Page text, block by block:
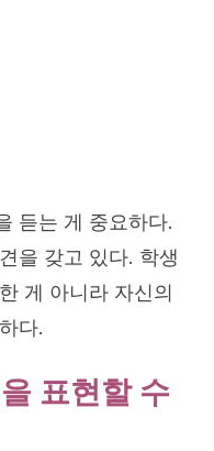
듣는 게 중요하다.
을 갖고 있다. 학생
게 아니라 자신의
다.
표현할 수